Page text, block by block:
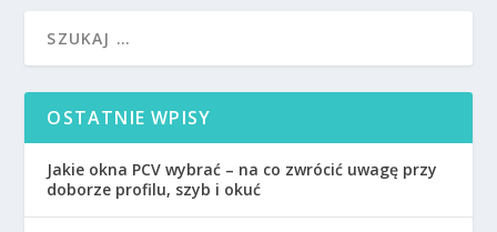
OSTATNIE WPISY
Jakie okna PCV wybrać – na co zwrócić uwagę przy
doborze profilu, szyb i okuć